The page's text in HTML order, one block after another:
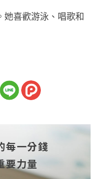
她喜歡游泳、唱歌和
每一分錢
要力量